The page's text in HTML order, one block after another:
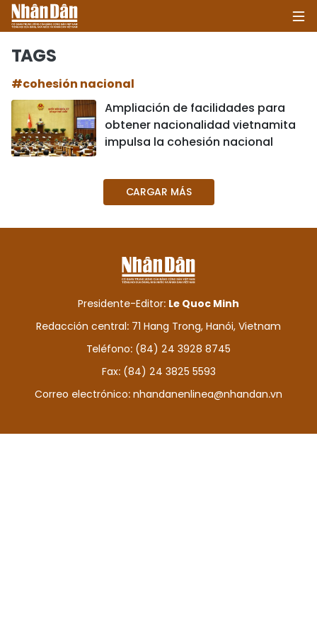
POLÍTICA
SOCIEDAD
SALUD - MEDIO AMBIENTE
CULTURA - ENTRETENIMIENTO
INTERNACIONAL
DEPORTES
VIAJES
PUENTE DE AMISTAD
HISTORIAS MULTIMEDIA
TAGS
#cohesión nacional
Ampliación de facilidades para
obtener nacionalidad vietnamita
impulsa la cohesión nacional
CARGAR MÁS
Presidente-Editor: Le Quoc Minh
Redacción central: 71 Hang Trong, Hanói, Vietnam
Teléfono: (84) 24 3928 8745
Fax: (84) 24 3825 5593
Correo electrónico: nhandanenlinea@nhandan.vn